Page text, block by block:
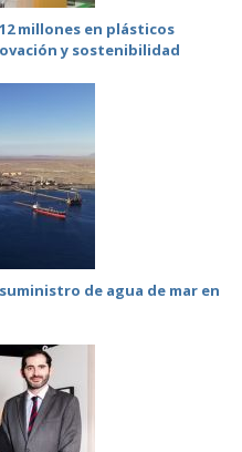
millones en plásticos
y sostenibilidad
de agua de mar en